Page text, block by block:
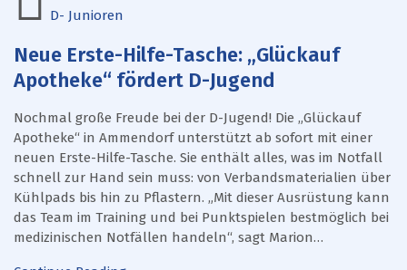
D- Junioren
Neue Erste-Hilfe-Tasche: „Glückauf
Apotheke“ fördert D-Jugend
Nochmal große Freude bei der D-Jugend! Die „Glückauf
Apotheke“ in Ammendorf unterstützt ab sofort mit einer
neuen Erste-Hilfe-Tasche. Sie enthält alles, was im Notfall
schnell zur Hand sein muss: von Verbandsmaterialien über
Kühlpads bis hin zu Pflastern. „Mit dieser Ausrüstung kann
das Team im Training und bei Punktspielen bestmöglich bei
medizinischen Notfällen handeln“, sagt Marion…